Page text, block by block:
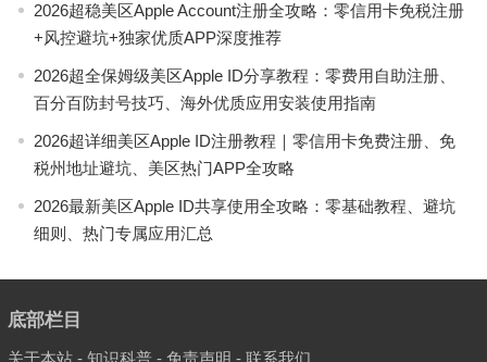
2026超稳美区Apple Account注册全攻略：零信用卡免税注册
+风控避坑+独家优质APP深度推荐
2026超全保姆级美区Apple ID分享教程：零费用自助注册、
百分百防封号技巧、海外优质应用安装使用指南
2026超详细美区Apple ID注册教程｜零信用卡免费注册、免
税州地址避坑、美区热门APP全攻略
2026最新美区Apple ID共享使用全攻略：零基础教程、避坑
细则、热门专属应用汇总
底部栏目
关于本站- 知识科普- 免责声明 - 联系我们